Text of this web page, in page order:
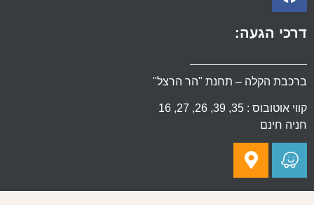
דרכי הגעה:
ברכבת הקלה – תחנת "הר הרצל"
קווי אוטובוס : 35, 39, 26, 27, 16
חניה חינם